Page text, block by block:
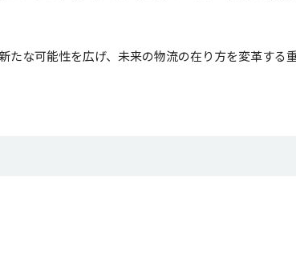
たな可能性を広げ、未来の物流の在り方を変革する